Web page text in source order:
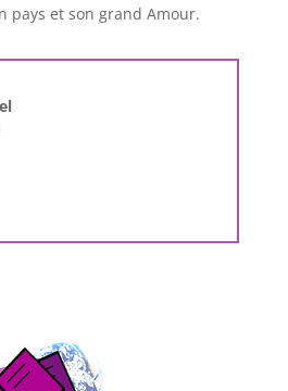
pays et son grand Amour.